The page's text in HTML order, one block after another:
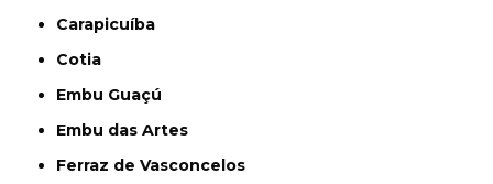
Carapicuíba
Cotia
Embu Guaçú
Embu das Artes
Ferraz de Vasconcelos